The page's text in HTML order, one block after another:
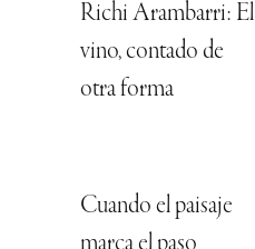
Richi Arambarri: El
vino, contado de
otra forma
Cuando el paisaje